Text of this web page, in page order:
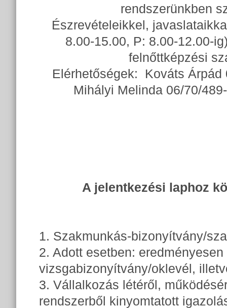
rendszerünkben
Észrevételeikkel,
8.00-15.00, P: 8.00-12.00-
felnőttképzési
Elérhetőségek: Kováts Árpád
Mihályi Melinda 06/70/
A jelentkezési laphoz
1. Szakmunkás-bizonyítvány/
2. Adott esetben:
vizsgabizonyítvány/oklevél,
3. Vállalkozás létéről,
rendszerből kinyomtatott